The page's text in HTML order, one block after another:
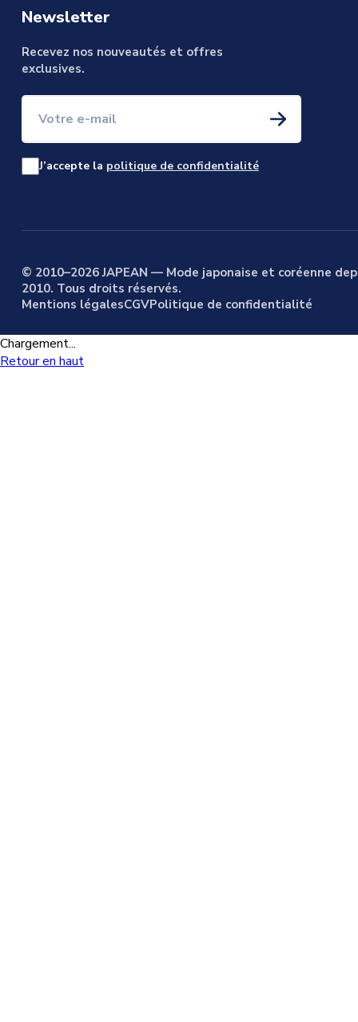
Newsletter
Recevez nos nouveautés et offres
exclusives.
J’accepte la politique de confidentialité
© 2010–2026 JAPEAN — Mode japonaise et coréenne
2010. Tous droits réservés.
Mentions légalesCGVPolitique de confidentialité
Chargement...
Retour en haut